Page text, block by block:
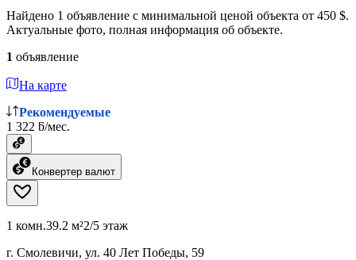
Найдено 1 объявление с минимальной ценой объекта от 450 $.
Актуальные фото, полная информация об объекте.
1 объявление
На карте
Рекомендуемые
1 322 ƃ/мес.
Конвертер валют
1 комн.39.2 м²2/5 этаж
г. Смолевичи, ул. 40 Лет Победы, 59